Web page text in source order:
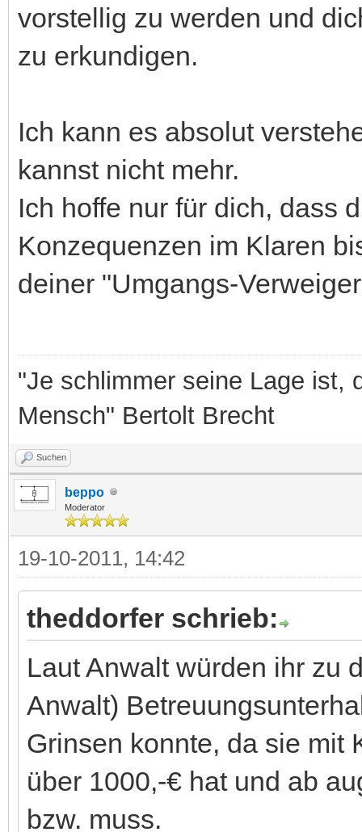
vorstellig zu werden und
zu erkundigen.
Ich kann es absolut
kannst nicht mehr.
Ich hoffe nur für dich, dass
Konzequenzen im Klaren
deiner "Umgangs-
"Je schlimmer seine Lage ist,
Mensch" Bertolt Brecht
Suchen
beppo
Moderator
19-10-2011, 14:42
theddorfer schrieb:
Laut Anwalt würden ihr zu
Anwalt)
Grinsen konnte, da sie mit
über 1000,-€ hat und ab
bzw. muss.